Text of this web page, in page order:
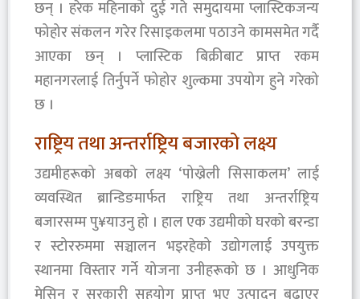
छन् । हरेक महिनाको दुई गते समुदायमा प्लास्टिकजन्य
फोहोर संकलन गरेर रिसाइकलमा पठाउने कामसमेत गर्दै
आएका छन् । प्लास्टिक बिक्रीबाट प्राप्त रकम
महानगरलाई तिर्नुपर्ने फोहोर शुल्कमा उपयोग हुने गरेको
छ ।
राष्ट्रिय तथा अन्तर्राष्ट्रिय बजारको लक्ष्य
उद्यमीहरूको अबको लक्ष्य ‘पोख्रेली सिसाकलम’ लाई
व्यवस्थित ब्रान्डिङमार्फत राष्ट्रिय तथा अन्तर्राष्ट्रिय
बजारसम्म पु¥याउनु हो । हाल एक उद्यमीको घरको बरन्डा
र स्टोररुममा सञ्चालन भइरहेको उद्योगलाई उपयुक्त
स्थानमा विस्तार गर्ने योजना उनीहरूको छ । आधुनिक